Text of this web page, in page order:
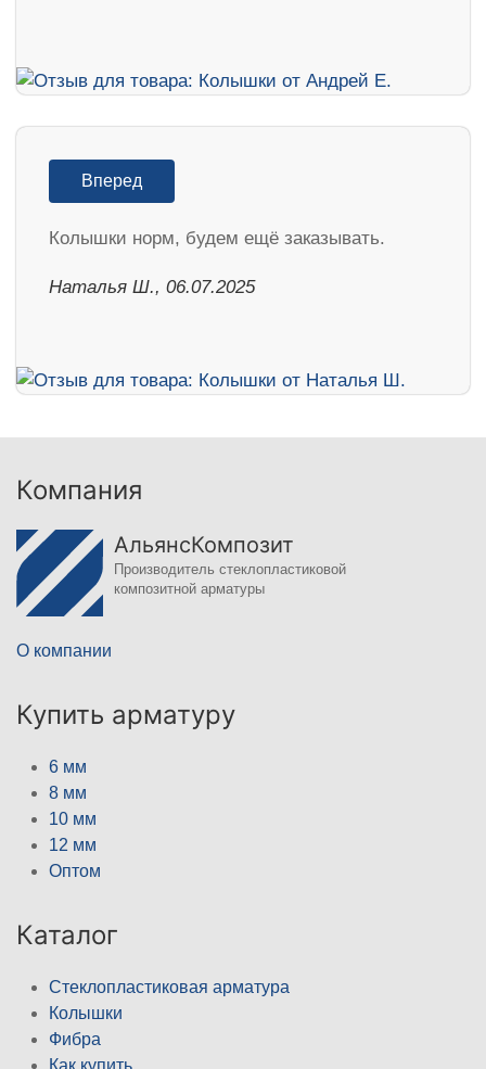
Вперед
Колышки норм, будем ещё заказывать.
Наталья Ш., 06.07.2025
Компания
АльянсКомпозит
Производитель стеклопластиковой
композитной арматуры
О компании
Купить арматуру
6 мм
8 мм
10 мм
12 мм
Оптом
Каталог
Стеклопластиковая арматура
Колышки
Фибра